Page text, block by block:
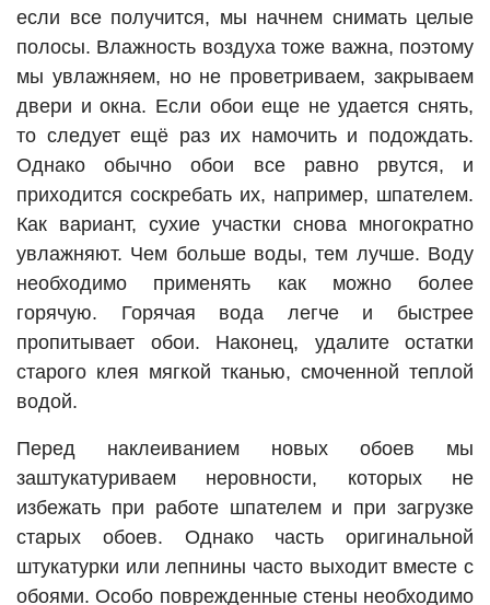
если все получится, мы начнем снимать целые
полосы. Влажность воздуха тоже важна, поэтому
мы увлажняем, но не проветриваем, закрываем
двери и окна. Если обои еще не удается снять,
то следует ещё раз их намочить и подождать.
Однако обычно обои все равно рвутся, и
приходится соскребать их, например, шпателем.
Как вариант, сухие участки снова многократно
увлажняют. Чем больше воды, тем лучше. Воду
необходимо применять как можно более
горячую. Горячая вода легче и быстрее
пропитывает обои. Наконец, удалите остатки
старого клея мягкой тканью, смоченной теплой
водой.
Перед наклеиванием новых обоев мы
заштукатуриваем неровности, которых не
избежать при работе шпателем и при загрузке
старых обоев. Однако часть оригинальной
штукатурки или лепнины часто выходит вместе с
обоями. Особо поврежденные стены необходимо